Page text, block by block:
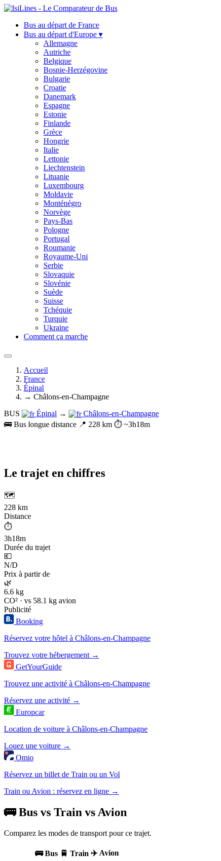
Bus au départ de France
Bus au départ d'Europe ▾
Allemagne
Autriche
Belgique
Bosnie-Herzégovine
Bulgarie
Croatie
Danemark
Espagne
Estonie
Finlande
Grèce
Hongrie
Italie
Lettonie
Liechtenstein
Lituanie
Luxembourg
Moldavie
Monténégro
Norvège
Pays-Bas
Pologne
Portugal
Roumanie
Royaume-Uni
Serbie
Slovaquie
Slovénie
Suède
Suisse
Tchéquie
Turquie
Ukraine
Comment ça marche
Accueil
France
Épinal
→ Châlons-en-Champagne
BUS
Épinal →
Châlons-en-Champagne
🚌 Bus longue distance 📍 228 km ⏱️ ~3h18m
Le trajet en chiffres
🗺️
228 km
Distance
⏱️
3h18m
Durée du trajet
💶
N/D
Prix à partir de
🌿
6.6 kg
CO² · vs 58.1 kg avion
Publicité
Booking
Réservez votre hôtel à Châlons-en-Champagne
Trouvez votre hébergement →
GetYourGuide
Trouvez une activité à Châlons-en-Champagne
Réservez une activité →
Europcar
Location de voiture à Châlons-en-Champagne
Louez une voiture →
Omio
Réservez un billet de Train ou un Vol
Train ou Avion : réservez en ligne →
🚌 Bus vs Train vs Avion
Comparez les modes de transport pour ce trajet.
🚌 Bus 🚆 Train ✈️ Avion